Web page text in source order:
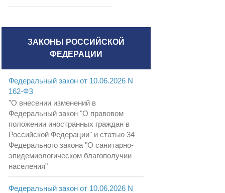
ЗАКОНЫ РОССИЙСКОЙ
ФЕДЕРАЦИИ
Федеральный закон от 10.06.2026 N
162-ФЗ
"О внесении изменений в
Федеральный закон "О правовом
положении иностранных граждан в
Российской Федерации" и статью 34
Федерального закона "О санитарно-
эпидемиологическом благополучии
населения"
Федеральный закон от 10.06.2026 N